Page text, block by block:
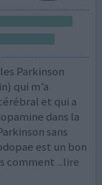
Parkinson
qui m’a
et qui a
dans la
sans
est un bon
comment ...lire